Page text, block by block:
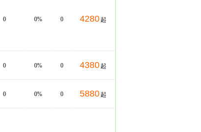
0 0% 0 4280 起
0 0% 0 4380 起
0 0% 0 5880 起